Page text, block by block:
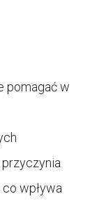
pomagać w
wpływa